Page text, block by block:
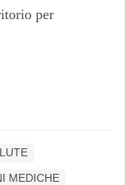
per
MEDICHE